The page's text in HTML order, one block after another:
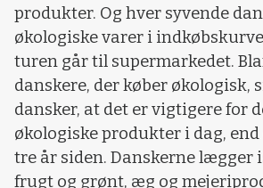
produkter. Og hver syvende
økologiske varer i
turen går til supermarkedet.
danskere, der køber økologisk,
dansker, at det er vigtigere for
økologiske produkter i dag,
tre år siden. Danskerne
frugt og grønt, æg og